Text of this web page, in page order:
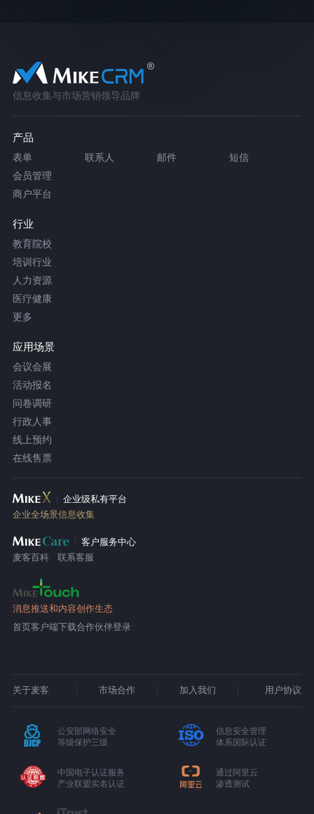
信息收集与市场营销领导品牌
产品
表单 联系人 邮件
短信
会员管理
商户平台
行业
教育院校
培训行业
人力资源
医疗健康
更多
应用场景
会议会展
活动报名
问卷调研
行政人事
线上预约
在线售票
企业级私有平台
企业全场景信息收集
客户服务中心
麦客百科
联系客服
消息推送和内容创作生态
首页客户端下载合作伙伴登录
关于麦客 市场合作 加入我们 用户协议
公安部网络安全
等级保护三级
信息安全管理
体系国际认证
中国电子认证服务
产业联盟实名认证
通过阿里云
渗透测试